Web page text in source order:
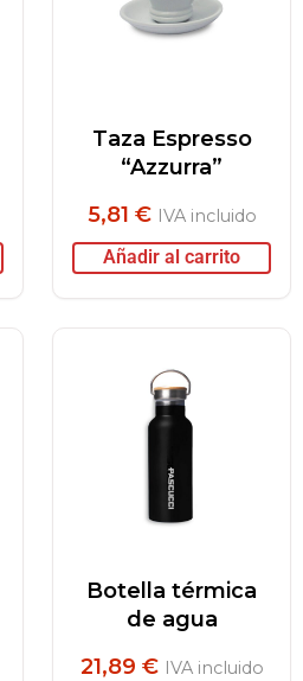
Taza Espresso
“Azzurra”
5,81 € IVA incluido
Añadir al carrito
Botella térmica
de agua
21,89 € IVA incluido